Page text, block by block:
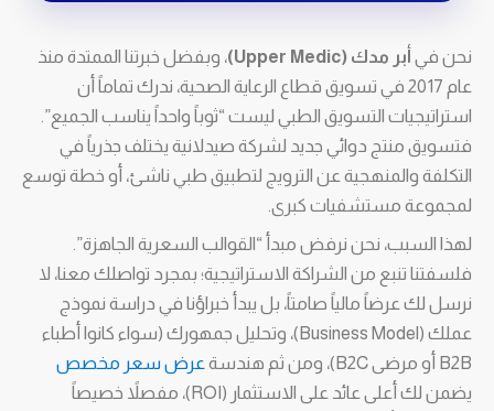
نحن في أبر مدك (Upper Medic)
، وبفضل خبرتنا الممتدة منذ
عام 2017 في تسويق قطاع الرعاية الصحية، ندرك تماماً أن
استراتيجيات التسويق الطبي ليست “ثوباً واحداً يناسب الجميع”.
فتسويق منتج دوائي جديد لشركة صيدلانية يختلف جذرياً في
التكلفة والمنهجية عن الترويج لتطبيق طبي ناشئ، أو خطة توسع
لمجموعة مستشفيات كبرى.
لهذا السبب، نحن نرفض مبدأ “القوالب السعرية الجاهزة”.
فلسفتنا تنبع من الشراكة الاستراتيجية؛ بمجرد تواصلك معنا، لا
نرسل لك عرضاً مالياً صامتاً، بل يبدأ خبراؤنا في دراسة نموذج
عملك (Business Model)، وتحليل جمهورك (سواء كانوا أطباء
B2B أو مرضى B2C)، ومن ثم هندسة
عرض سعر مخصص
يضمن لك أعلى عائد على الاستثمار (ROI)، مفصلاً خصيصاً